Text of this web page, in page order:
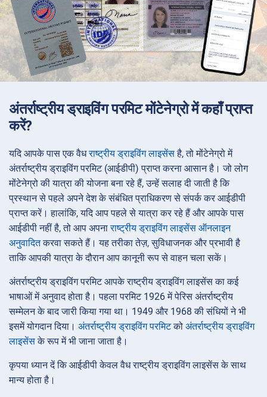
अंतर्राष्ट्रीय ड्राइविंग परमिट मोंटेनेग्रो में कहाँ प्राप्त
करें?
यदि आपके पास एक वैधराष्ट्रीय ड्राइविंग लाइसेंसहै, तो मोंटेनेग्रो में
अंतर्राष्ट्रीय ड्राइविंग परमिट (आईडीपी) प्राप्त करना आसान है। जो लोग
मोंटेनेग्रो की यात्रा की योजना बना रहे हैं, उन्हें सलाह दी जाती है कि
प्रस्थान से पहले अपने देश के संबंधित प्राधिकरण से संपर्क कर आईडीपी
प्राप्त करें। हालांकि, यदि आप पहले से यात्रा कर रहे हैं और आपके पास
आईडीपी नहीं है, तो आप अपनाराष्ट्रीय ड्राइविंग लाइसेंस ऑनलाइन
अनुवादितकरवा सकते हैं। यह तरीका तेज़, सुविधाजनक और प्रभावी है
ताकि आपकी यात्रा के दौरान आप कानूनी रूप से वाहन चला सकें।
अंतर्राष्ट्रीय ड्राइविंग परमिट आपके राष्ट्रीय ड्राइविंग लाइसेंस का कई
भाषाओं में अनुवाद होता है। पहला परमिट 1926 में पेरिस अंतर्राष्ट्रीय
सम्मेलन के बाद जारी किया गया था। 1949 और 1968 की संधियों ने भी
इसमें योगदान दिया। अंतर्राष्ट्रीय ड्राइविंग परमिटको अंतर्राष्ट्रीय ड्राइविंग
लाइसेंसके रूप में भी जाना जाता है।
कृपया ध्यान दें कि आईडीपी केवल वैध राष्ट्रीय ड्राइविंग लाइसेंस के साथ
मान्य होता है।